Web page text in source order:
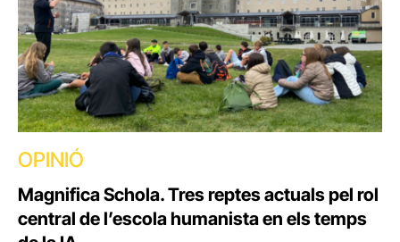
OPINIÓ
Magnifica Schola. Tres reptes actuals pel rol
central de l’escola humanista en els temps